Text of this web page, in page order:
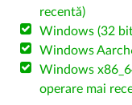
recentă)
Windows (32
Windows
Windows
operare mai